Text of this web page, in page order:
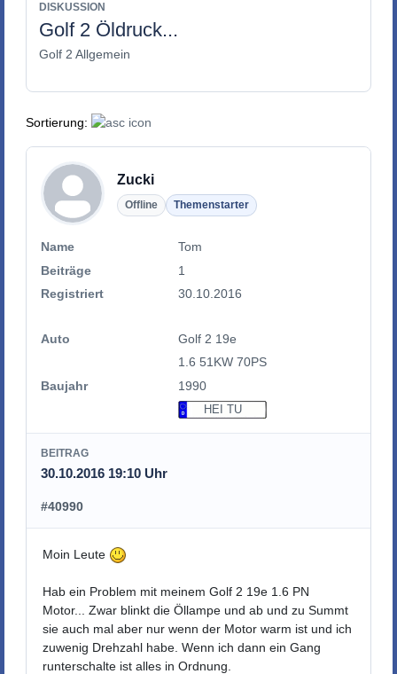
DISKUSSION
Golf 2 Öldruck...
Golf 2 Allgemein
Sortierung:
Zucki
Offline Themenstarter
Name
Tom
Beiträge
1
Registriert
30.10.2016
Auto
Golf 2 19e
1.6 51KW 70PS
Baujahr
1990
HEI TU
BEITRAG
30.10.2016 19:10 Uhr
#40990
Moin Leute
Hab ein Problem mit meinem Golf 2 19e 1.6 PN
Motor... Zwar blinkt die Öllampe und ab und zu Summt
sie auch mal aber nur wenn der Motor warm ist und ich
zuwenig Drehzahl habe. Wenn ich dann ein Gang
runterschalte ist alles in Ordnung.